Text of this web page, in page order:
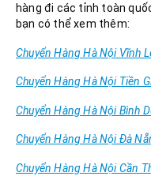
hàng đi các tỉnh toàn
bạn có thể xem thêm:
Chuyển Hàng Hà Nội Vĩnh
Chuyển Hàng Hà Nội Tiền
Chuyển Hàng Hà Nội Bình
Chuyển Hàng Hà Nội Đà
Chuyển Hàng Hà Nội Cần